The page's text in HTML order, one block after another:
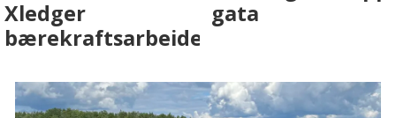
på fremtiden